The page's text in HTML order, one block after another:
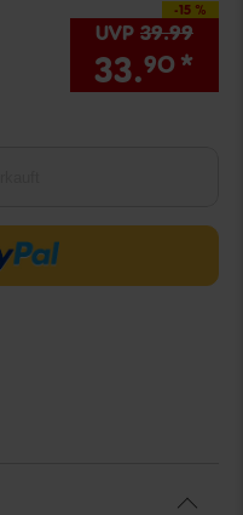
-15 %
Sie Sparen 15
UVP 39.99
33.90 *